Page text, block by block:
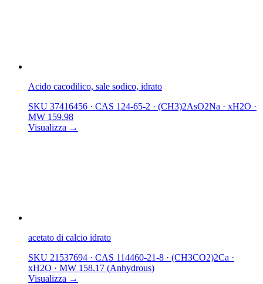
Acido cacodilico, sale sodico, idrato
SKU 37416456 · CAS 124-65-2 · (CH3)2AsO2Na · xH2O ·
MW 159.98
Visualizza →
acetato di calcio idrato
SKU 21537694 · CAS 114460-21-8 · (CH3CO2)2Ca ·
xH2O · MW 158.17 (Anhydrous)
Visualizza →